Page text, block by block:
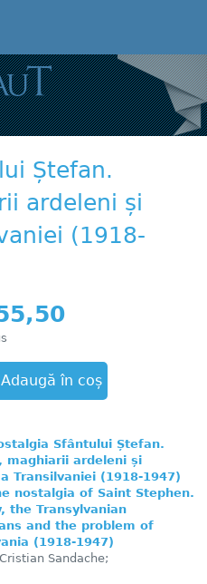
Ștefan.
ardeleni și
(1918-
Sfântului Ștefan.
maghiarii ardeleni și
Transilvaniei (1918-1947)
nostalgia of Saint Stephen.
the Transylvanian
and the problem of
(1918-1947)
Cristian Sandache;